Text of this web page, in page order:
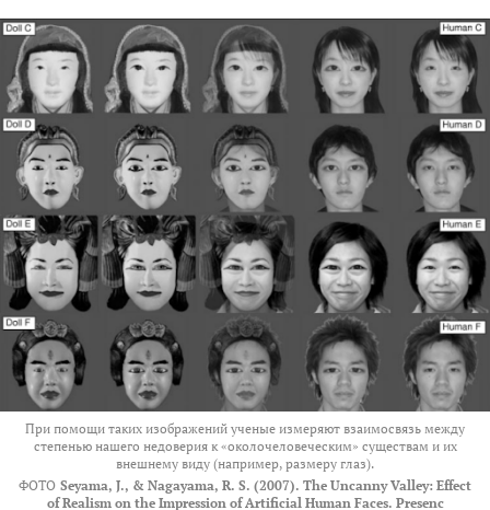
При помощи таких изображений ученые измеряют взаимосвязь между
степенью нашего недоверия к «околочеловеческим» существам и их
внешнему виду (например, размеру глаз).
ФОТО Seyama, J., & Nagayama, R. S. (2007). The Uncanny Valley: Effect
of Realism on the Impression of Artificial Human Faces. Presenc